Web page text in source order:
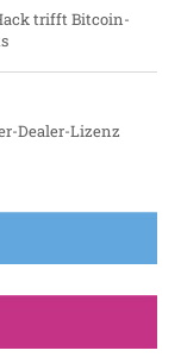
trifft Bitcoin-
Dealer-Lizenz